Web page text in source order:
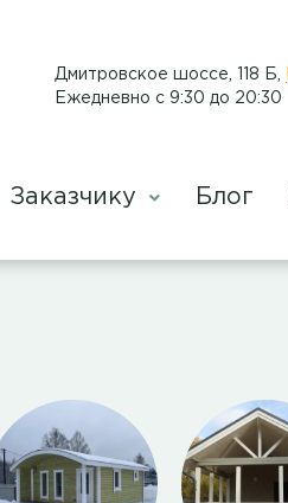
Дмитровское шоссе, 118 Б
Ежедневно с 9:30 до 20:30
Заказчику Блог